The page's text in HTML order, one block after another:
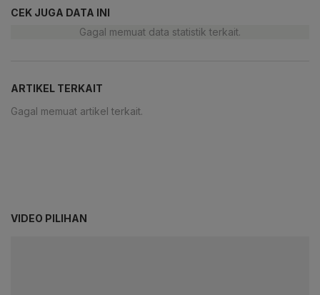
CEK JUGA DATA INI
Gagal memuat data statistik terkait.
ARTIKEL TERKAIT
Gagal memuat artikel terkait.
VIDEO PILIHAN